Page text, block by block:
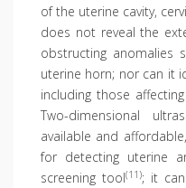
of the uterine cavity,
does not reveal the
obstructing anomalies
uterine horn; nor can it
including those
Two-dimensional
available and
for detecting uterine
screening tool(11); it